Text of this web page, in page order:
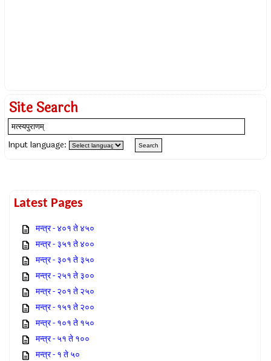
Site Search
Input language:
Latest Pages
मन्त्र - ४०१ ते ४५०
मन्त्र - ३५१ ते ४००
मन्त्र - ३०१ ते ३५०
मन्त्र - २५१ ते ३००
मन्त्र - २०१ ते २५०
मन्त्र - १५१ ते २००
मन्त्र - १०१ ते १५०
मन्त्र - ५१ ते १००
मन्त्र - १ ते ५०